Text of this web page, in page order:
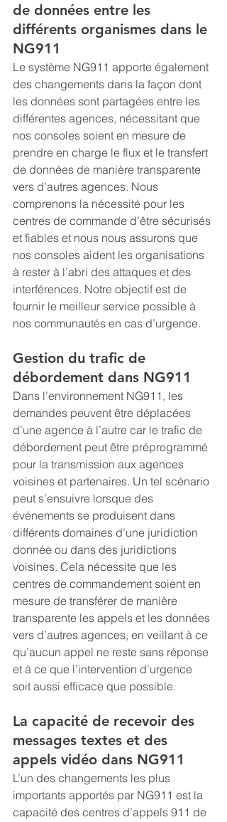
de données entre les
différents organismes dans le
NG911
Le système NG911 apporte également
des changements dans la façon dont
les données sont partagées entre les
différentes agences, nécessitant que
nos consoles soient en mesure de
prendre en charge le flux et le transfert
de données de manière transparente
vers d’autres agences. Nous
comprenons la nécessité pour les
centres de commande d’être sécurisés
et fiables et nous nous assurons que
nos consoles aident les organisations
à rester à l’abri des attaques et des
interférences. Notre objectif est de
fournir le meilleur service possible à
nos communautés en cas d’urgence.
Gestion du trafic de
débordement dans NG911
Dans l’environnement NG911, les
demandes peuvent être déplacées
d’une agence à l’autre car le trafic de
débordement peut être préprogrammé
pour la transmission aux agences
voisines et partenaires. Un tel scénario
peut s’ensuivre lorsque des
événements se produisent dans
différents domaines d’une juridiction
donnée ou dans des juridictions
voisines. Cela nécessite que les
centres de commandement soient en
mesure de transférer de manière
transparente les appels et les données
vers d’autres agences, en veillant à ce
qu’aucun appel ne reste sans réponse
et à ce que l’intervention d’urgence
soit aussi efficace que possible.
La capacité de recevoir des
messages textes et des
appels vidéo dans NG911
L’un des changements les plus
importants apportés par NG911 est la
capacité des centres d’appels 911 de